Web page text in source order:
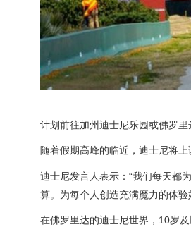
计划前往加州迪士尼乐园或佛罗里
随着假期高峰的临近，迪士尼将
迪士尼发言人表示：“我们每天都
算。为每个人创造充满魔力的体
在佛罗里达的迪士尼世界，10岁